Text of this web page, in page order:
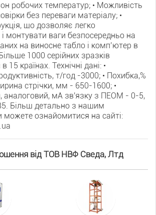
робочих температур; • Можливість
без переваги матеріалу; •
що дозволяє легко
монтувати ваги безпосередньо на
на виносне табло і комп’ютер в
1000 серійних зразків
15 країнах. Технічні дані: •
т/год -3000; • Похибка,%
стрічки, мм - 650-1600; •
аналоговий, мА зв'язку з ПЕОМ - 0-5,
Більш детально з нашим
ознайомитися на сайті:
від ТОВ НВФ Сведа, Лтд